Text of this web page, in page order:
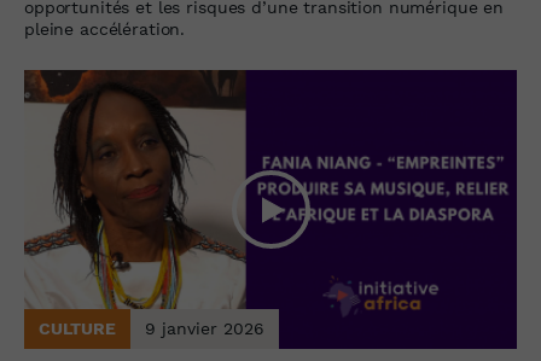
opportunités et les risques d’une transition numérique en
pleine accélération.
CULTURE 9 janvier 2026